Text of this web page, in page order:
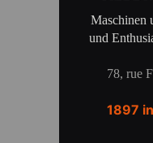
Maschinen
und
78, rue
1897